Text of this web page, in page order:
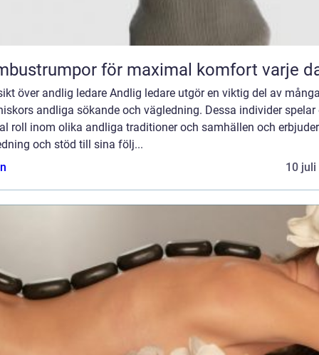
för maximal komfort varje
över andlig ledare Andlig ledare utgör en viktig del av
andliga sökande och vägledning. Dessa individer spelar
roll inom olika andliga traditioner och samhällen och
och stöd till sina följ...
10 juli